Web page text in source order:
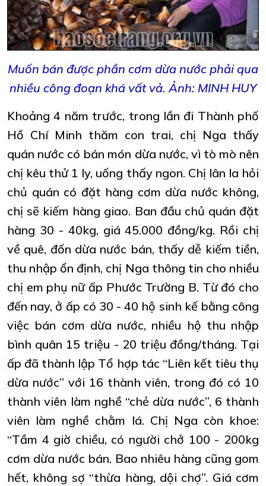
Muốn bán được phần cơm dừa nước phải qua
nhiều công đoạn khá vất vả. Ảnh: MINH HUY
Khoảng 4 năm trước, trong lần đi Thành phố
Hồ Chí Minh thăm con trai, chị Nga thấy
quán nước có bán món dừa nước, vì tò mò nên
chị kêu thử 1 ly, uống thấy ngon. Chị lân la hỏi
chủ quán có đặt hàng cơm dừa nước không,
chị sẽ kiếm hàng giao. Ban đầu chủ quán đặt
hàng 30 - 40kg, giá 45.000 đồng/kg. Rồi chị
về quê, đốn dừa nước bán, thấy dễ kiếm tiền,
thu nhập ổn định, chị Nga thông tin cho nhiều
chị em phụ nữ ấp Phước Trường B. Từ đó cho
đến nay, ở ấp có 30 - 40 hộ sinh kế bằng công
việc bán cơm dừa nước, nhiều hộ thu nhập
bình quân 15 triệu - 20 triệu đồng/tháng. Tại
ấp đã thành lập Tổ hợp tác “Liên kết tiêu thụ
dừa nước” với 16 thành viên, trong đó có 10
thành viên làm nghề “chẻ dừa nước”, 6 thành
viên làm nghề chằm lá. Chị Nga còn khoe:
“Tầm 4 giờ chiều, có người chở 100 - 200kg
cơm dừa nước bán. Bao nhiêu hàng cũng gom
hết, không sợ “thừa hàng, dội chợ”. Giá cơm